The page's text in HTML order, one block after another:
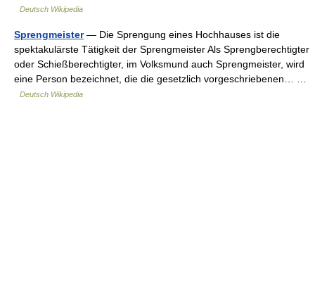
Deutsch Wikipedia
Sprengmeister— Die Sprengung eines Hochhauses ist die
spektakulärste Tätigkeit der Sprengmeister Als Sprengberechtigter
oder Schießberechtigter, im Volksmund auch Sprengmeister, wird
eine Person bezeichnet, die die gesetzlich vorgeschriebenen… …
Deutsch Wikipedia